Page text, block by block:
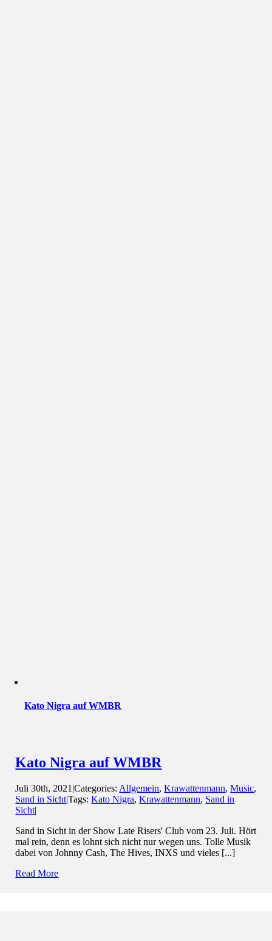
Kato Nigra auf WMBR
Kato Nigra auf WMBR
Juli 30th, 2021 |Categories: Allgemein,Krawattenmann,Music,
Sand in Sicht|Tags:Kato Nigra,Krawattenmann, Sand in
Sicht|
Sand in Sicht in der Show Late Risers' Club vom 23. Juli. Hört
mal rein, denn es lohnt sich nicht nur wegen uns. Tolle Musik
dabei von Johnny Cash, The Hives, INXS und vieles [...]
Read More